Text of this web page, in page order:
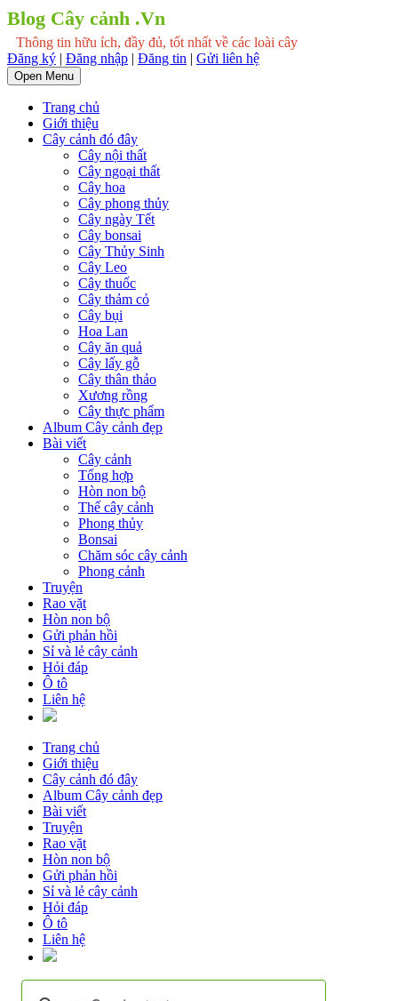
Blog Cây cảnh .Vn
Thông tin hữu ích, đầy đủ, tốt nhất về các loài cây
Đăng ký | Đăng nhập | Đăng tin | Gửi liên hệ
Open Menu
Trang chủ
Giới thiệu
Cây cảnh đó đây
Cây nội thất
Cây ngoại thất
Cây hoa
Cây phong thủy
Cây ngày Tết
Cây bonsai
Cây Thủy Sinh
Cây Leo
Cây thuốc
Cây thảm cỏ
Cây bụi
Hoa Lan
Cây ăn quả
Cây lấy gỗ
Cây thân thảo
Xương rồng
Cây thực phẩm
Album Cây cảnh đẹp
Bài viết
Cây cảnh
Tổng hợp
Hòn non bộ
Thế cây cảnh
Phong thủy
Bonsai
Chăm sóc cây cảnh
Phong cảnh
Truyện
Rao vặt
Hòn non bộ
Gửi phản hồi
Sỉ và lẻ cây cảnh
Hỏi đáp
Ô tô
Liên hệ
Trang chủ
Giới thiệu
Cây cảnh đó đây
Album Cây cảnh đẹp
Bài viết
Truyện
Rao vặt
Hòn non bộ
Gửi phản hồi
Sỉ và lẻ cây cảnh
Hỏi đáp
Ô tô
Liên hệ